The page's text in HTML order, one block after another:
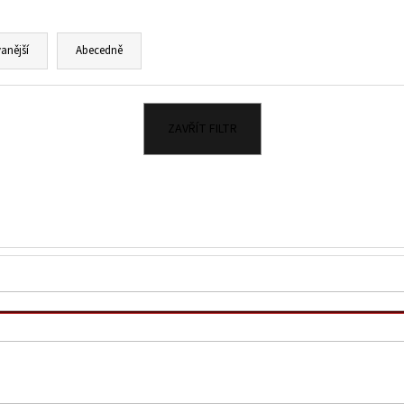
Abecedně
ZAVŘÍT FILTR
Kč